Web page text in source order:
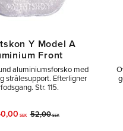
Y Model A
Front
aluminiumsforsko med
strålesupport. Efterligner
Str. 115.
SEK 52,00SEK